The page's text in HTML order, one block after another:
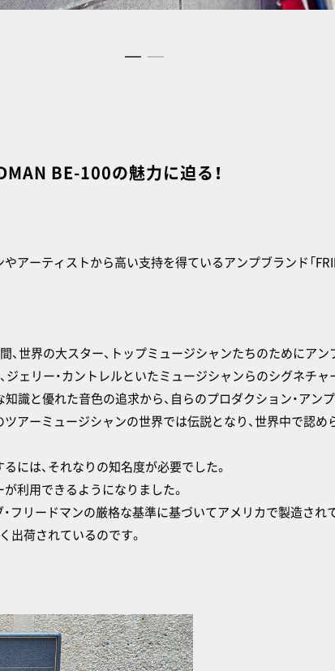
BE-100の魅力に迫る！
ーティストから高い支持を得ているアンプブランド「
世界の大スター、トップミュージシャンたちのためにアン
ジェリー・カントレルといたミュージシャンらのシグネチ
識と優れた音色の追求から、自らのプロダクション・アン
アーミュージシャンの世界では伝説となり、世界中で認
には、それなりの知名度が必要でした。
利用できるようになりました。
フリードマンの厳格な基準に基づいてアメリカで製造され
出荷されているのです。